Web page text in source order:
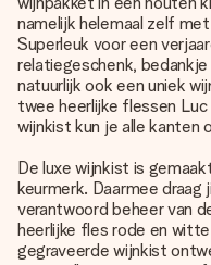
namelijk helemaal zelf
Superleuk voor een
relatiegeschenk,
natuurlijk ook een uniek
twee heerlijke flessen
wijnkist kun je alle kanten
De luxe wijnkist is
keurmerk. Daarmee draag
verantwoord beheer van
heerlijke fles rode en
gegraveerde wijnkist